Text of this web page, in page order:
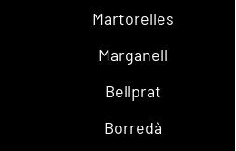
Martorelles
Marganell
Bellprat
Borredà